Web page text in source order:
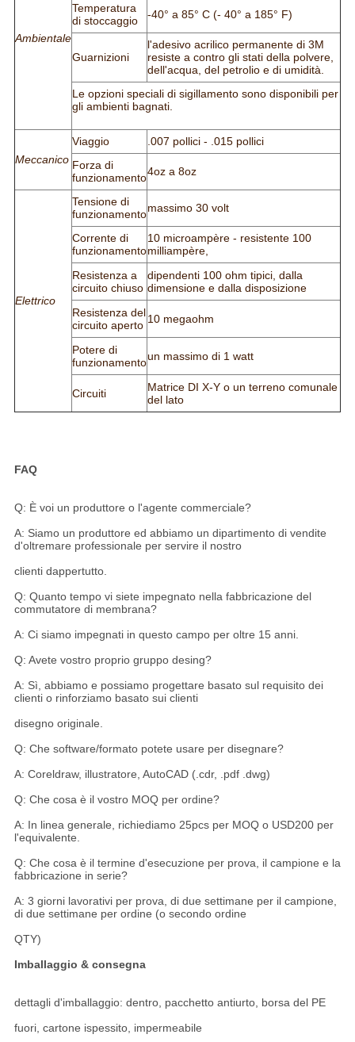
Ambientale
Temperatura
di stoccaggio
-40° a 85° C (- 40° a 185° F)
Guarnizioni
l'adesivo acrilico permanente di 3M
resiste a contro gli stati della polvere,
dell'acqua, del petrolio e di umidità.
Le opzioni speciali di sigillamento sono disponibili per
gli ambienti bagnati.
Meccanico
Viaggio
.007 pollici - .015 pollici
Forza di
funzionamento4oz a 8oz
Elettrico
Tensione di
funzionamentomassimo 30 volt
Corrente di
funzionamento
10 microampère - resistente 100
milliampère,
Resistenza a
circuito chiuso
dipendenti 100 ohm tipici, dalla
dimensione e dalla disposizione
Resistenza del
circuito aperto 10 megaohm
Potere di
funzionamentoun massimo di 1 watt
Circuiti
Matrice DI X-Y o un terreno comunale
del lato
FAQ
Q: È voi un produttore o l'agente commerciale?
A: Siamo un produttore ed abbiamo un dipartimento di vendite
d'oltremare professionale per servire il nostro
clienti dappertutto.
Q: Quanto tempo vi siete impegnato nella fabbricazione del
commutatore di membrana?
A: Ci siamo impegnati in questo campo per oltre 15 anni.
Q: Avete vostro proprio gruppo desing?
A: Sì, abbiamo e possiamo progettare basato sul requisito dei
clienti o rinforziamo basato sui clienti
disegno originale.
Q: Che software/formato potete usare per disegnare?
A: Coreldraw, illustratore, AutoCAD (.cdr, .pdf .dwg)
Q: Che cosa è il vostro MOQ per ordine?
A: In linea generale, richiediamo 25pcs per MOQ o USD200 per
l'equivalente.
Q: Che cosa è il termine d'esecuzione per prova, il campione e la
fabbricazione in serie?
A: 3 giorni lavorativi per prova, di due settimane per il campione,
di due settimane per ordine (o secondo ordine
QTY)
Imballaggio & consegna
dettagli d'imballaggio: dentro, pacchetto antiurto, borsa del PE
fuori, cartone ispessito, impermeabile